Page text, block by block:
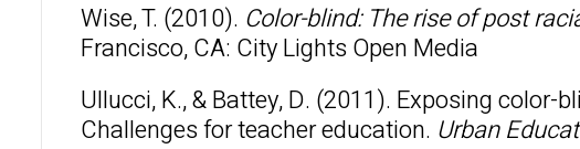
Wise, T. (2010). Color-blind: The rise of post
Francisco, CA: City Lights Open Media
Ullucci, K., & Battey, D. (2011). Exposing
Challenges for teacher education. Urban